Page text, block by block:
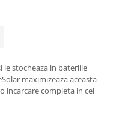
le stocheaza in bateriile
maximizeaza aceasta
incarcare completa in cel